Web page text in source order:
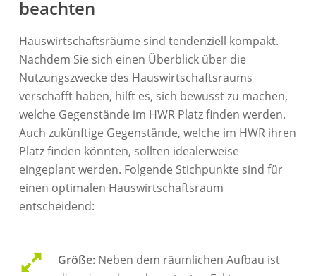
beachten
Hauswirtschaftsräume sind tendenziell kompakt.
Nachdem Sie sich einen Überblick über die
Nutzungszwecke des Hauswirtschaftsraums
verschafft haben, hilft es, sich bewusst zu machen,
welche Gegenstände im HWR Platz finden werden.
Auch zukünftige Gegenstände, welche im HWR ihren
Platz finden könnten, sollten idealerweise
eingeplant werden. Folgende Stichpunkte sind für
einen optimalen Hauswirtschaftsraum
entscheidend:
Größe: Neben dem räumlichen Aufbau ist